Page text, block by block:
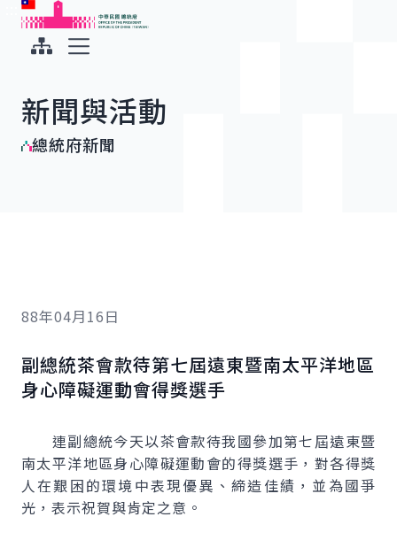
跳到主要內容
中華民國總統府
新聞與活動
總統府新聞
88年04月16日
副總統茶會款待第七屆遠東暨南太平洋地區
身心障礙運動會得獎選手
連副總統今天以茶會款待我國參加第七屆遠東暨
南太平洋地區身心障礙運動會的得獎選手，對各得獎
人在艱困的環境中表現優異、締造佳績，並為國爭
光，表示祝賀與肯定之意。